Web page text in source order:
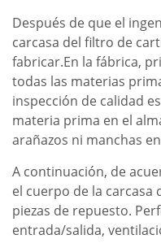
Después de que el
carcasa del filtro de
fabricar.En la fábrica,
todas las materias
inspección de calidad
materia prima en el
arañazos ni manchas
A continuación, de
el cuerpo de la carcasa
piezas de repuesto.
entrada/salida,